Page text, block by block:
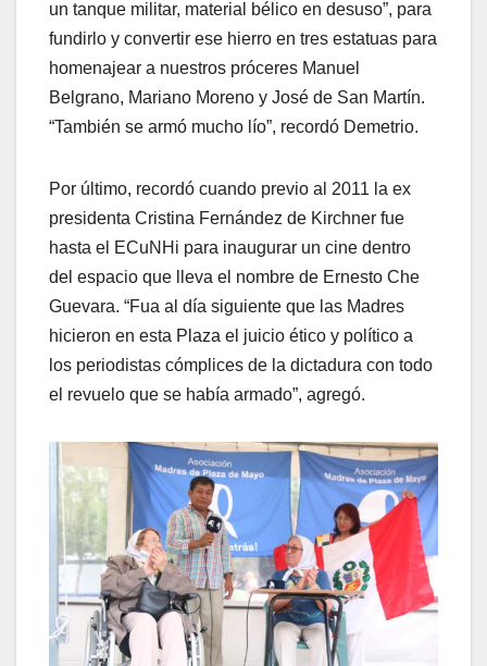
un tanque militar, material bélico en desuso”, para
fundirlo y convertir ese hierro en tres estatuas para
homenajear a nuestros próceres Manuel
Belgrano, Mariano Moreno y José de San Martín.
“También se armó mucho lío”, recordó Demetrio.
Por último, recordó cuando previo al 2011 la ex
presidenta Cristina Fernández de Kirchner fue
hasta el ECuNHi para inaugurar un cine dentro
del espacio que lleva el nombre de Ernesto Che
Guevara. “Fua al día siguiente que las Madres
hicieron en esta Plaza el juicio ético y político a
los periodistas cómplices de la dictadura con todo
el revuelo que se había armado”, agregó.